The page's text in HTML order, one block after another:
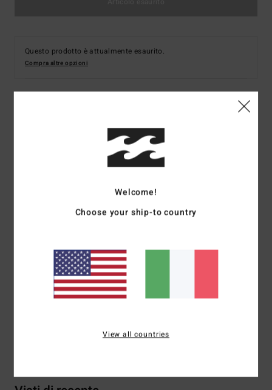
Questo prodotto è attualmente esaurito.
Compra altre opzioni
Berretto con risvolto Blu Uomo
Codice colore
tessuto in acrilico a maglia
Visiera:visiera con orlo a coste
Marcatura:toppa ricamata al centro dell'orlo davanti
Composizione[Tessuto principale] 100% acrilico
Spedizioni e Resi
Welcome!
Choose your ship-to country
View all countries